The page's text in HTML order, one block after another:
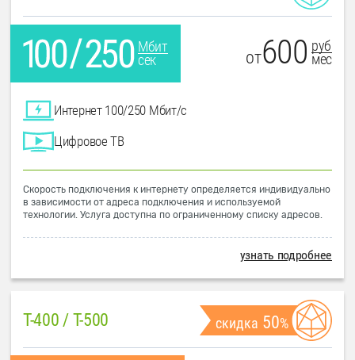
Мбит
сек
от600 руб
мес
Интернет 100/250 Мбит/с
Цифровое ТВ
Скорость подключения к интернету определяется индивидуально
в зависимости от адреса подключения и используемой
технологии. Услуга доступна по ограниченному списку адресов.
узнать подробнее
T-400 / T-500 скидка 50%